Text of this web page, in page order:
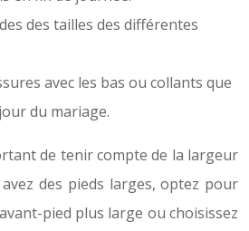
des tailles des différentes
avec les bas ou collants que
du mariage.
de tenir compte de la largeur
des pieds larges, optez pour
pied plus large ou choisissez